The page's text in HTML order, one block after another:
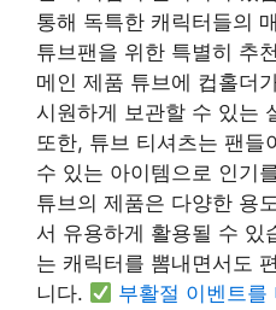
통해 독특한 캐릭터들의
튜브팬을 위한 특별히 추
메인 제품 튜브에 컵홀더
시원하게 보관할 수 있는
또한, 튜브 티셔츠는 팬들
수 있는 아이템으로 인기
튜브의 제품은 다양한 용
서 유용하게 활용될 수 있
는 캐릭터를 뽐내면서도
니다.
부활절 이벤트를